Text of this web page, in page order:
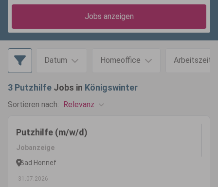
Jobs anzeigen
Datum Homeoffice Arbeitszeit
3 Putzhilfe Jobs in Königswinter
Sortieren nach: Relevanz
Putzhilfe (m/w/d)
Jobanzeige
Bad Honnef
31.07.2026